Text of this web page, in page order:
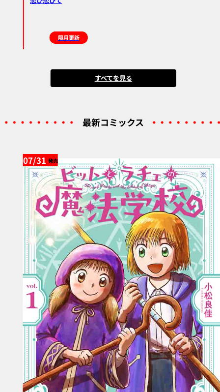
隔月更新
すべてを見る
最新コミックス
07/31